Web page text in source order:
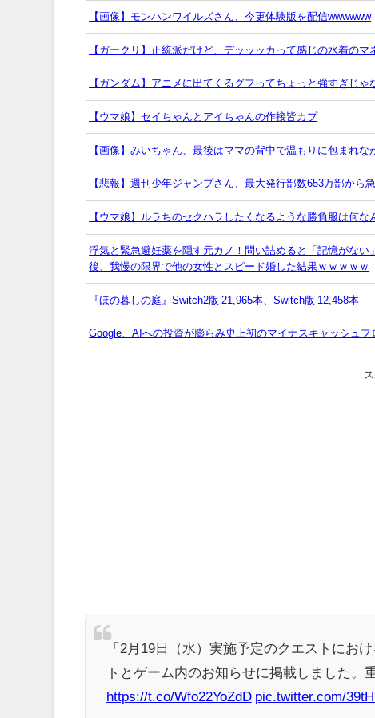
【画像】モンハンワイルズさん、今更体験版を配信wwwwww
【ガークリ】正統派だけど、デッッッカって感じの水着の
【ガンダム】アニメに出てくるグフってちょっと強すぎじゃ
【ウマ娘】セイちゃんとアイちゃんの作接皆カプ
【画像】みいちゃん、最後はママの背中で温もりに包まれな
【悲報】週刊少年ジャンプさん、最大発行部数653万部から
【ウマ娘】ルラちのセクハラしたくなるような勝負服は何な
浮気と緊急避妊薬を隠す元カノ！問い詰めると「記憶がな
後、我慢の限界で他の女性とスピード婚した結果ｗｗｗｗｗ
『ほの暮しの庭』Switch2版 21,965本、Switch版 12,458本
Google、AIへの投資が膨らみ史上初のマイナスキャッシュフ
「2月19日（水）実施予定のクエストにお
トとゲーム内のお知らせに掲載しました。
https://t.co/Wfo22YoZdD pic.twitter.com/